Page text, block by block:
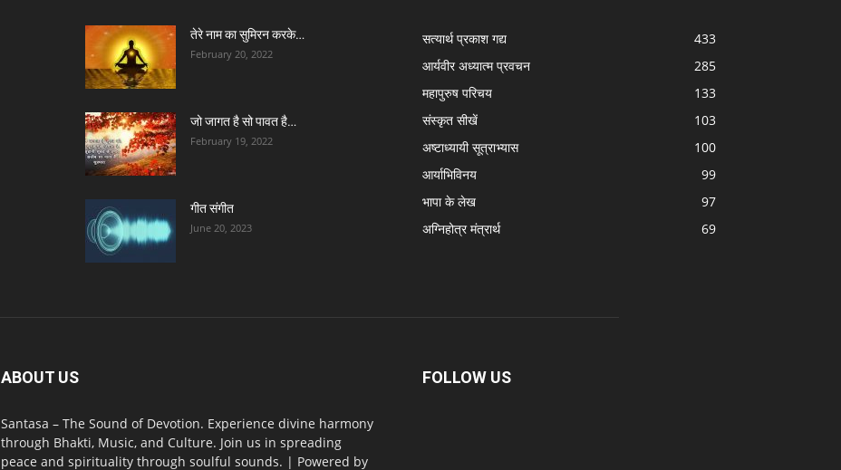
तेरे नाम का सुमिरन करके…
February 20, 2022
जो जागत है सो पावत है…
February 19, 2022
गीत संगीत
June 20, 2023
सत्यार्थ प्रकाश गद्य
433
आर्यवीर अध्यात्म प्रवचन
285
महापुरुष परिचय
133
संस्कृत सीखें
103
अष्टाध्यायी सूत्राभ्यास
100
आर्याभिविनय
99
भापा के लेख
97
अग्निहोत्र मंत्रार्थ
69
ABOUT US
Santasa – The Sound of Devotion. Experience divine harmony
through Bhakti, Music, and Culture. Join us in spreading
peace and spirituality through soulful sounds. | Powered by
FOLLOW US